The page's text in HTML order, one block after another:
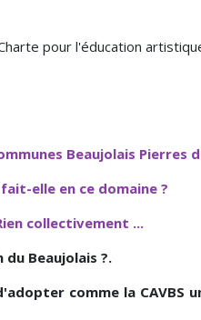
pour l'éducation
Beaujolais Pierres
elle en ce domaine ?
collectivement ...
du Beaujolais ?.
comme la CAVBS